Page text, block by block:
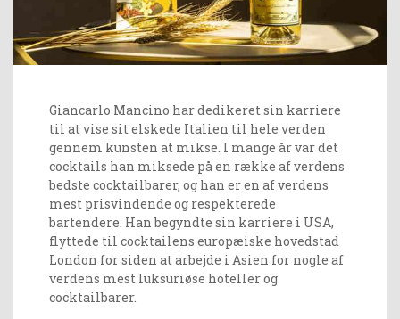
Giancarlo Mancino har dedikeret sin karriere
til at vise sit elskede Italien til hele verden
gennem kunsten at mikse. I mange år var det
cocktails han miksede på en række af verdens
bedste cocktailbarer, og han er en af verdens
mest prisvindende og respekterede
bartendere. Han begyndte sin karriere i USA,
flyttede til cocktailens europæiske hovedstad
London for siden at arbejde i Asien for nogle af
verdens mest luksuriøse hoteller og
cocktailbarer.